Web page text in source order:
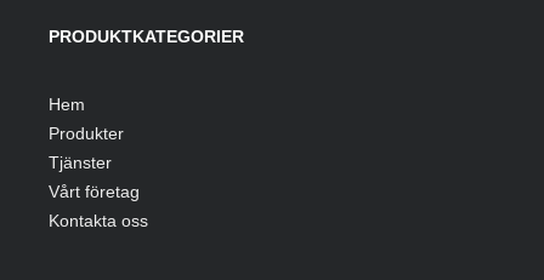
PRODUKTKATEGORIER
Hem
Produkter
Tjänster
Vårt företag
Kontakta oss